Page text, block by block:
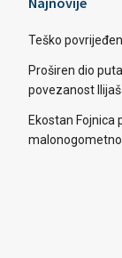
Teško
Proširen dio
povezanost
Ekostan Fojnica